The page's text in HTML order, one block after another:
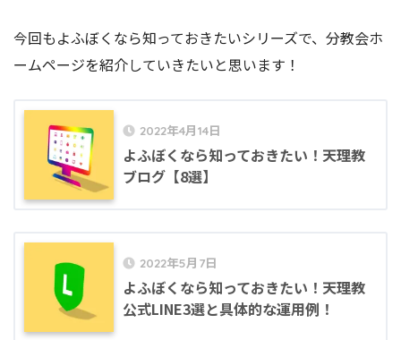
今回もよふぼくなら知っておきたいシリーズで、分教会ホ
ームページを紹介していきたいと思います！
2022年4月14日
よふぼくなら知っておきたい！天理教
ブログ【8選】
2022年5月7日
よふぼくなら知っておきたい！天理教
公式LINE3選と具体的な運用例！